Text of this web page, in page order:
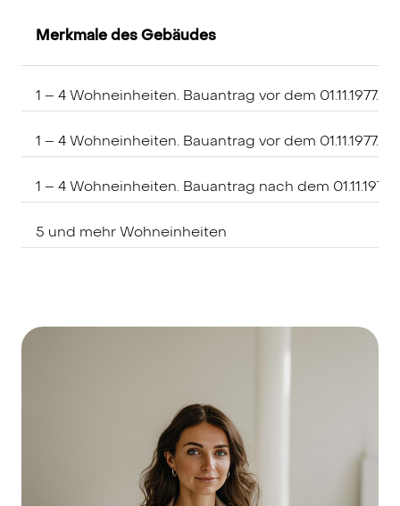
Merkmale des Gebäudes
1 – 4 Wohneinheiten. Bauantrag vor dem
1 – 4 Wohneinheiten. Bauantrag vor dem
1 – 4 Wohneinheiten. Bauantrag nach dem 01.11.1977
5 und mehr Wohneinheiten